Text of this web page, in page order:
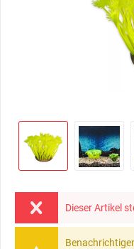
Dieser Artikel